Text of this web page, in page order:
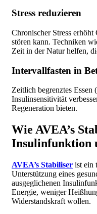
Stress reduzieren
Chronischer Stress
stören kann. Techniken
Zeit in der Natur helfen,
Intervallfasten in
Zeitlich begrenztes
Insulinsensitivität
Regeneration bieten.
Wie AVEA’s
Insulinfunktion
AVEA’s Stabiliser ist ein
Unterstützung eines
ausgeglichenen
Energie, weniger
Widerstandskraft wollen.